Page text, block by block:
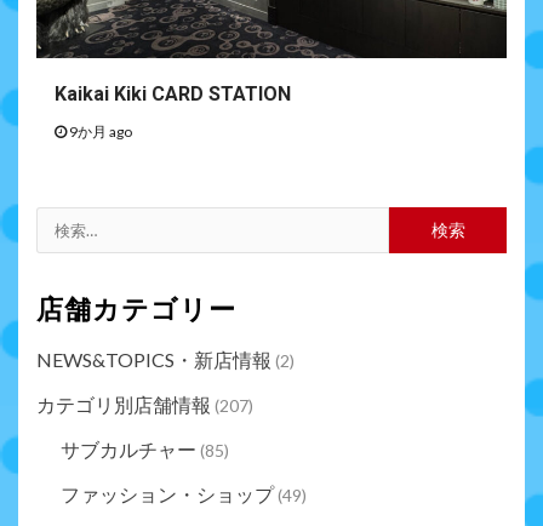
Kaikai Kiki CARD STATION
9か月 ago
店舗カテゴリー
NEWS&TOPICS・新店情報 (2)
カテゴリ別店舗情報 (207)
サブカルチャー (85)
ファッション・ショップ(49)